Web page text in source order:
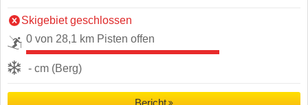
Skigebiet geschlossen
0 von 28,1 km Pisten offen
- cm (Berg)